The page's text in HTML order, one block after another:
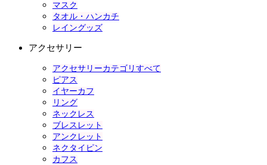
マスク
タオル・ハンカチ
レイングッズ
アクセサリー
アクセサリーカテゴリすべて
ピアス
イヤーカフ
リング
ネックレス
ブレスレット
アンクレット
ネクタイピン
カフス